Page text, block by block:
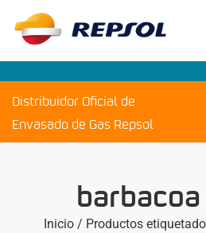
Distribuidor Oficial de
Envasado de Gas Repsol
Inicio / Productos